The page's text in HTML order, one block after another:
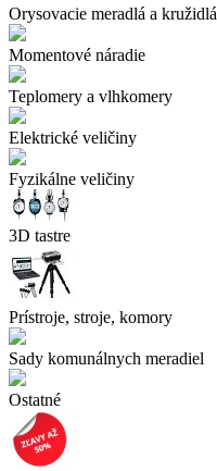
Orysovacie meradlá a kružidlá
Momentové náradie
Teplomery a vlhkomery
Elektrické veličiny
Fyzikálne veličiny
3D tastre
Prístroje, stroje, komory
Sady komunálnych meradiel
Ostatné